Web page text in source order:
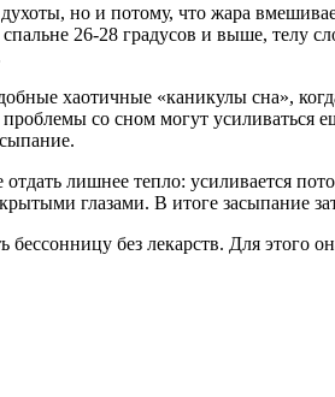
но и потому, что жара
26-28 градусов и выше,
хаотичные «каникулы сна»,
со сном могут усиливаться
лишнее тепло: усиливается
глазами. В итоге засыпание
без лекарств. Для этого